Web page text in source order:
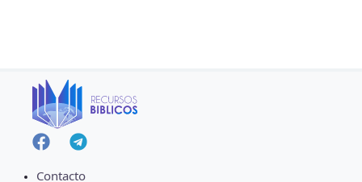
Contacto